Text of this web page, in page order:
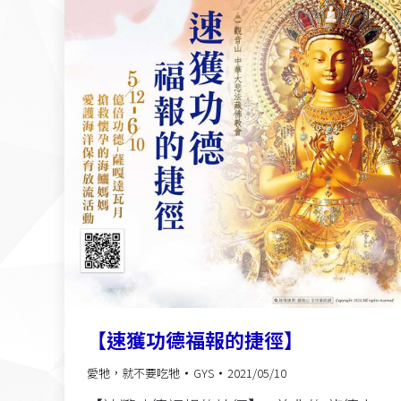
【速獲功德福報的捷徑】
愛牠，就不要吃牠 GYS 2021/05/10